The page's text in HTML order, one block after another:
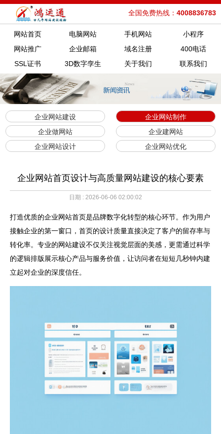
全国免费热线： 4008836783
网站首页 电脑网站 手机网站
小程序
网站推广
企业邮箱 域名注册
400电话
SSL证书
3D数字孪生 关于我们 联系我们
企业网站建设
企业网站制作
企业做网站
企业建网站
企业网站设计
企业网站优化
企业网站首页设计与高质量网站建设的核心要素
日期 : 2026-06-06 02:00:02
打造优质的企业网站首页是品牌数字化转型的核心环节。作为用户
接触企业的第一窗口，首页的设计质量直接决定了客户的留存率与
转化率。专业的网站建设不仅关注视觉层面的美感，更需通过科学
的逻辑排版展示核心产品与服务价值，让访问者在短短几秒钟内建
立起对企业的深度信任。